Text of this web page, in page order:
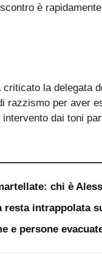
è
la delegata
razzismo per aver
dai toni
chi è
intrappolata
e persone